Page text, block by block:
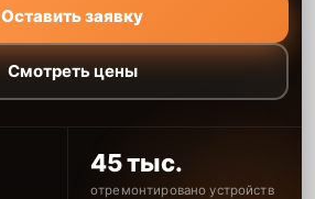
Оставить заявку
Смотреть цены
45 тыс.
отремонтировано устройств